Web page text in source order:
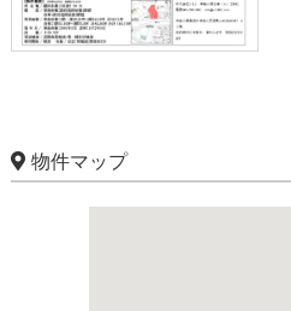
物件マップ